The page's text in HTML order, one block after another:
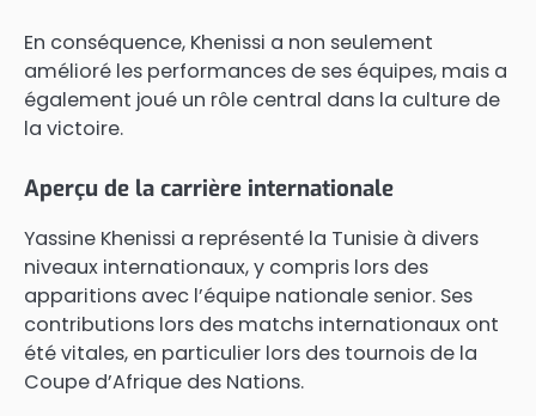
En conséquence, Khenissi a non seulement
amélioré les performances de ses équipes, mais a
également joué un rôle central dans la culture de
la victoire.
Aperçu de la carrière internationale
Yassine Khenissi a représenté la Tunisie à divers
niveaux internationaux, y compris lors des
apparitions avec l’équipe nationale senior. Ses
contributions lors des matchs internationaux ont
été vitales, en particulier lors des tournois de la
Coupe d’Afrique des Nations.